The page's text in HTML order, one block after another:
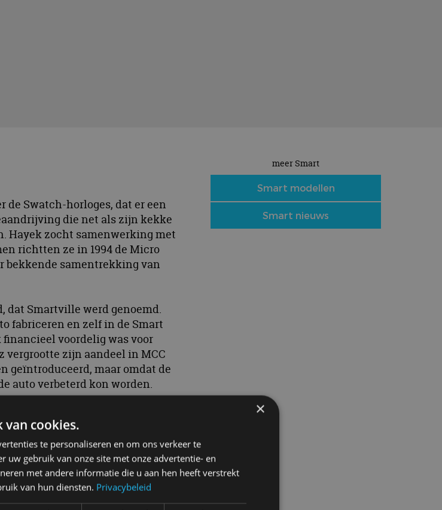
de Swatch-horloges, dat er een
die net als zijn kekke
Hayek zocht samenwerking met
richtten ze in 1994 de Micro
bekkende samentrekking van
dat Smartville werd genoemd.
fabriceren en zelf in de Smart
voordelig was voor
vergrootte zijn aandeel in MCC
geïntroduceerd, maar omdat de
auto verbeterd kon worden.
waarin de voorraad van de
vervaardigde
het idee erachter is dat de
kon geven. De kleine
door bedrijven
meer Smart
Smart modellen
Smart nieuws
×
van cookies.
te personaliseren en om ons verkeer te
uw gebruik van onze site met onze advertentie- en
met andere informatie die u aan hen heeft verstrekt
van hun diensten. Privacybeleid